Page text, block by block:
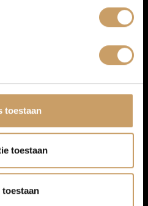
toestaan
toestaan
toestaan